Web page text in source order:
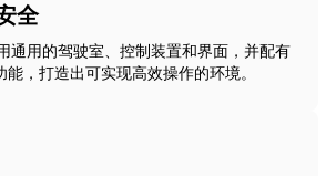
全
通用的驾驶室、控制装置和界面，并配有
，打造出可实现高效操作的环境。